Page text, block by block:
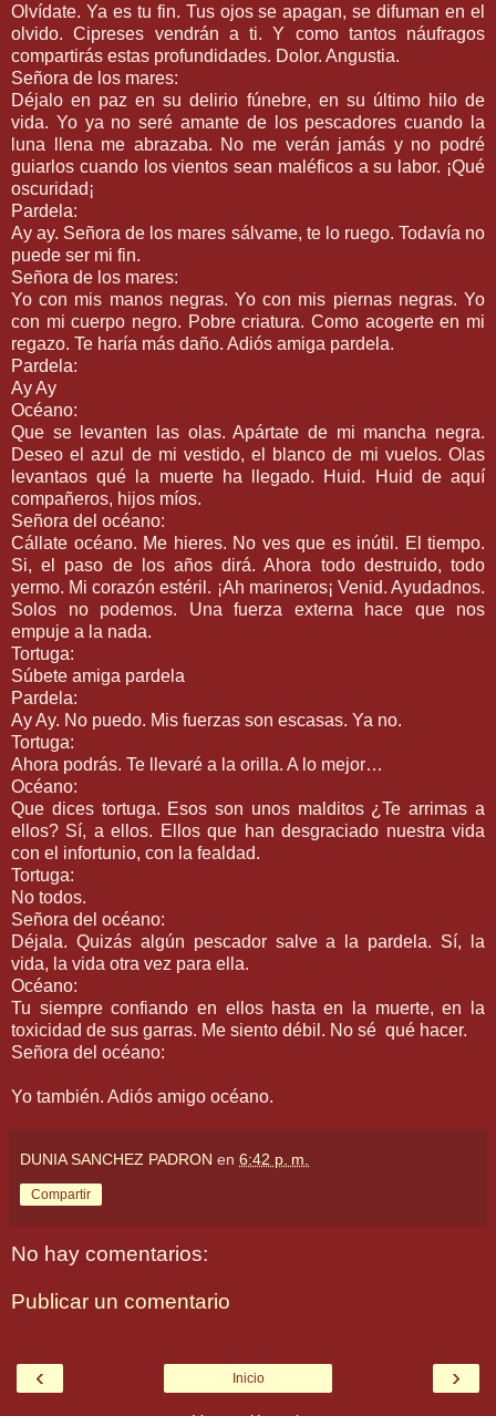
Olvídate. Ya es tu fin. Tus ojos se apagan, se difuman en el
olvido. Cipreses vendrán a ti. Y como tantos náufragos
compartirás estas profundidades. Dolor. Angustia.
Señora de los mares:
Déjalo en paz en su delirio fúnebre, en su último hilo de
vida. Yo ya no seré amante de los pescadores cuando la
luna llena me abrazaba. No me verán jamás y no podré
guiarlos cuando los vientos sean maléficos a su labor. ¡Qué
oscuridad¡
Pardela:
Ay ay. Señora de los mares sálvame, te lo ruego. Todavía no
puede ser mi fin.
Señora de los mares:
Yo con mis manos negras. Yo con mis piernas negras. Yo
con mi cuerpo negro. Pobre criatura. Como acogerte en mi
regazo. Te haría más daño. Adiós amiga pardela.
Pardela:
Ay Ay
Océano:
Que se levanten las olas. Apártate de mi mancha negra.
Deseo el azul de mi vestido, el blanco de mi vuelos. Olas
levantaos qué la muerte ha llegado. Huid. Huid de aquí
compañeros, hijos míos.
Señora del océano:
Cállate océano. Me hieres. No ves que es inútil. El tiempo.
Si, el paso de los años dirá. Ahora todo destruido, todo
yermo. Mi corazón estéril. ¡Ah marineros¡ Venid. Ayudadnos.
Solos no podemos. Una fuerza externa hace que nos
empuje a la nada.
Tortuga:
Súbete amiga pardela
Pardela:
Ay Ay. No puedo. Mis fuerzas son escasas. Ya no.
Tortuga:
Ahora podrás. Te llevaré a la orilla. A lo mejor…
Océano:
Que dices tortuga. Esos son unos malditos ¿Te arrimas a
ellos? Sí, a ellos. Ellos que han desgraciado nuestra vida
con el infortunio, con la fealdad.
Tortuga:
No todos.
Señora del océano:
Déjala. Quizás algún pescador salve a la pardela. Sí, la
vida, la vida otra vez para ella.
Océano:
Tu siempre confiando en ellos hasta en la muerte, en la
toxicidad de sus garras. Me siento débil. No sé qué hacer.
Señora del océano:
Yo también. Adiós amigo océano.
DUNIA SANCHEZ PADRON en 6:42 p. m.
Compartir
No hay comentarios:
Publicar un comentario
‹ ›
Inicio